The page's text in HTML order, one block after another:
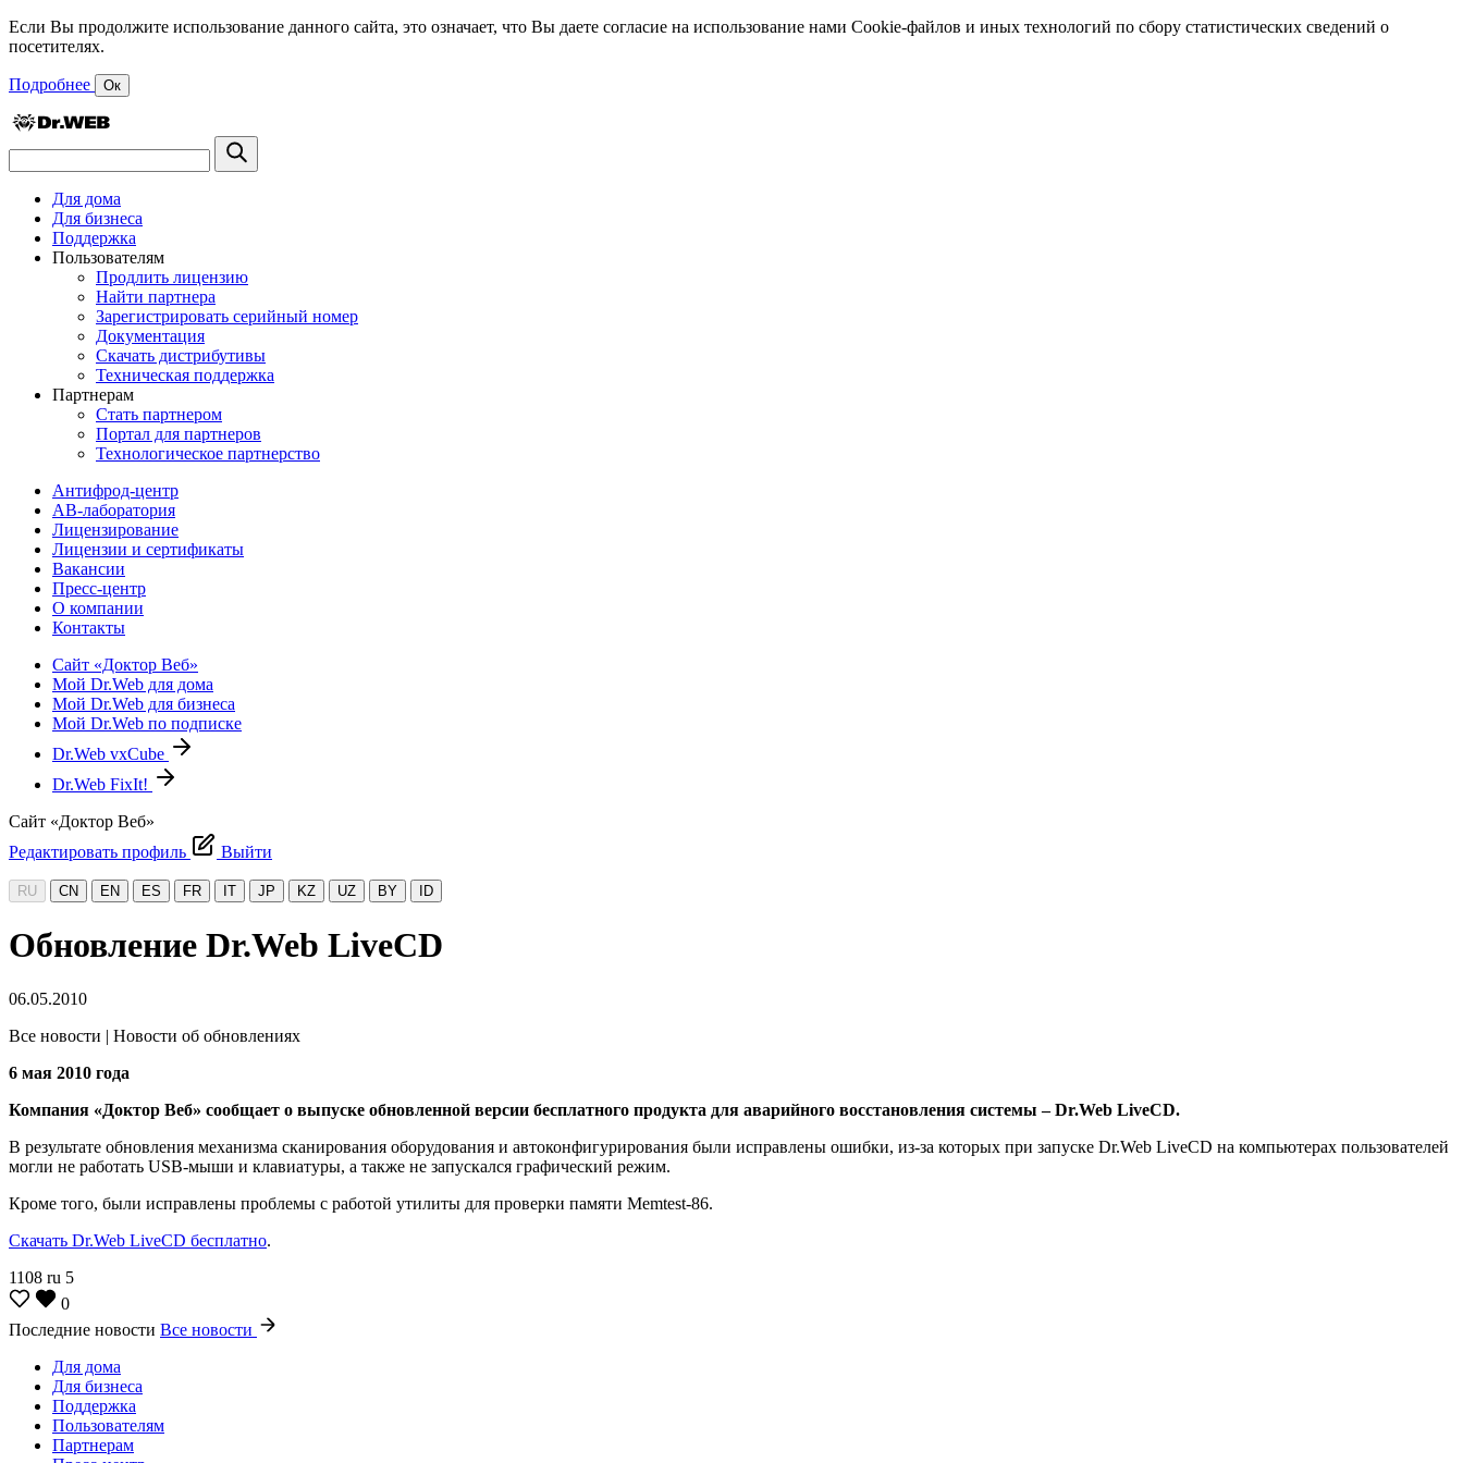
Если Вы продолжите использование данного сайта, это означает, что Вы даете согласие на использование нами Cookie-файлов и иных технологий по сбору статистических сведений о
посетителях.
Подробнее Ок
Для дома
Для бизнеса
Поддержка
Пользователям
Продлить лицензию
Найти партнера
Зарегистрировать серийный номер
Документация
Скачать дистрибутивы
Техническая поддержка
Партнерам
Стать партнером
Портал для партнеров
Технологическое партнерство
Антифрод-центр
АВ-лаборатория
Лицензирование
Лицензии и сертификаты
Вакансии
Пресс-центр
О компании
Контакты
Сайт «Доктор Веб»
Мой Dr.Web для дома
Мой Dr.Web для бизнеса
Мой Dr.Web по подписке
Dr.Web vxCube
Dr.Web FixIt!
Сайт «Доктор Веб»
Редактировать профиль
Выйти
RU CN EN ES FR IT JP KZ UZ BY ID
Обновление Dr.Web LiveCD
06.05.2010
Все новости | Новости об обновлениях
6 мая 2010 года
Компания «Доктор Веб» сообщает о выпуске обновленной версии бесплатного продукта для аварийного восстановления системы – Dr.Web LiveCD.
В результате обновления механизма сканирования оборудования и автоконфигурирования были исправлены ошибки, из-за которых при запуске Dr.Web LiveCD на компьютерах пользователей
могли не работать USB-мыши и клавиатуры, а также не запускался графический режим.
Кроме того, были исправлены проблемы с работой утилиты для проверки памяти Memtest-86.
Скачать Dr.Web LiveCD бесплатно.
1108 ru 5
0
Последние новости Все новости
Для дома
Для бизнеса
Поддержка
Пользователям
Партнерам